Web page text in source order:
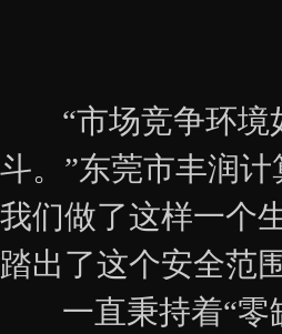
“市场竞争环境
斗。”东莞市丰润
我们做了这样一个
踏出了这个安全范
一直秉持着“零缺